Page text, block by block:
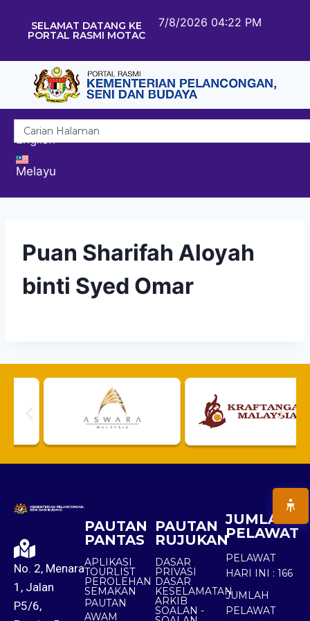
SELAMAT DATANG KE
PORTAL RASMI MOTAC
7/8/2026 04:22 PM
English
Melayu
Puan Sharifah Aloyah
binti Syed Omar
No. 2, Menara
1, Jalan
P5/6,
PAUTAN
PANTAS
APLIKASI
TOURLIST
PEROLEHAN
SEMAKAN
PAUTAN
AWAM
PAUTAN
RUJUKAN
DASAR
PRIVASI
DASAR
KESELAMATAN
ARKIB
SOALAN -
JUMLAH
PELAWAT
PELAWAT
HARI INI : 166
JUMLAH
PELAWAT